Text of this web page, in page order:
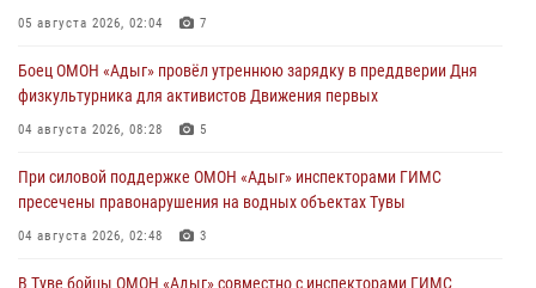
05 августа 2026, 02:04 7
Боец ОМОН «Адыг» провёл утреннюю зарядку в преддверии Дня
физкультурника для активистов Движения первых
04 августа 2026, 08:28 5
При силовой поддержке ОМОН «Адыг» инспекторами ГИМС
пресечены правонарушения на водных объектах Тувы
04 августа 2026, 02:48 3
В Туве бойцы ОМОН «Адыг» совместно с инспекторами ГИМС